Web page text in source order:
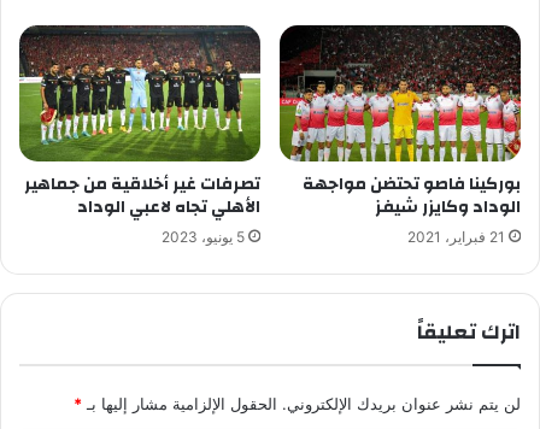
بوركينا فاصو تحتضن مواجهة
الوداد وكايزر شيفز
21 فبراير، 2021
تصرفات غير أخلاقية من جماهير
الأهلي تجاه لاعبي الوداد
5 يونيو، 2023
اترك تعليقاً
لن يتم نشر عنوان بريدك الإلكتروني. الحقول الإلزامية مشار إليها بـ*